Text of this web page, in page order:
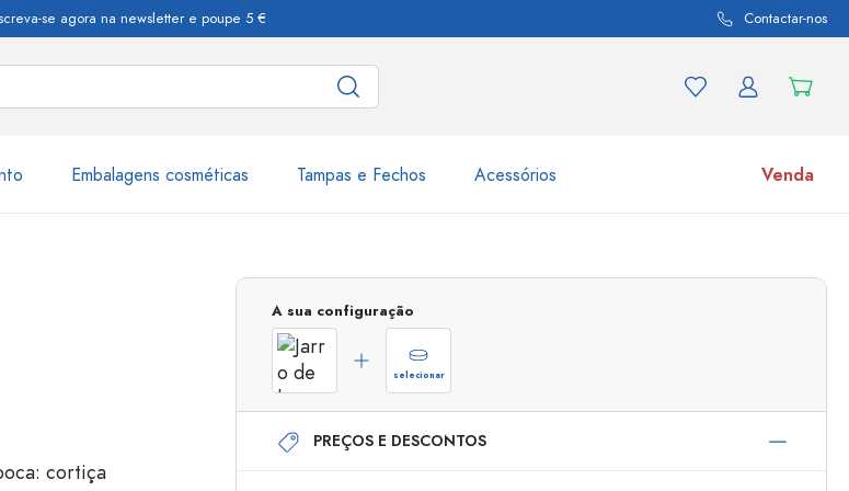
se agora na newsletter e poupe 5 € Contactar-nos
Embalagens cosméticas Tampas e Fechos Acessórios Venda
Estal
de pulverização
Dispensadores Airless
Frascos com roll-on
Frascos
A sua configuração
selecionar
PREÇOS E DESCONTOS